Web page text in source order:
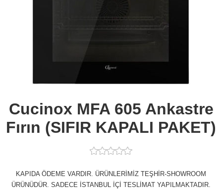
Cucinox MFA 605 Ankastre
Fırın (SIFIR KAPALI PAKET)
KAPIDA ÖDEME VARDIR. ÜRÜNLERİMİZ TEŞHİR-SHOWROOM
ÜRÜNÜDÜR. SADECE İSTANBUL İÇİ TESLİMAT YAPILMAKTADIR.